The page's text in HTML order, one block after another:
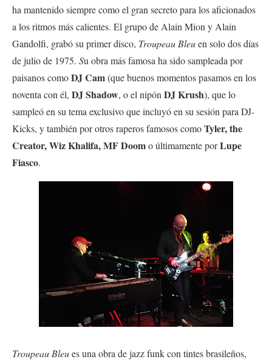
ha mantenido siempre como el gran secreto para los aficionados
a los ritmos más calientes. El grupo de Alain Mion y Alain
Gandolfi, grabó su primer disco, Troupeau Bleuen solo dos días
de julio de 1975. Su obra más famosa ha sido sampleada por
paisanos comoDJ Cam(que buenos momentos pasamos en los
noventa con él, DJ Shadow, o el nipón DJ Krush), que lo
sampleó en su tema exclusivo que incluyó en su sesión para DJ-
Kicks, y también por otros raperos famosos comoTyler, the
Creator, Wiz Khalifa, MF Doomo últimamente porLupe
Fiasco.
Troupeau Bleues una obra de jazz funk con tintes brasileños,